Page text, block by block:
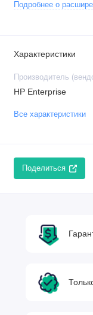
Подробнее о
Характеристики
Производитель
HP Enterprise
Все характеристики
Поделиться